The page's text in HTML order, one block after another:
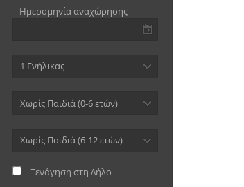
Ημερομηνία αναχώρησης
1 Ενήλικας
Χωρίς Παιδιά (0-6 ετών)
Χωρίς Παιδιά (6-12 ετών)
Ξενάγηση στη Δήλο